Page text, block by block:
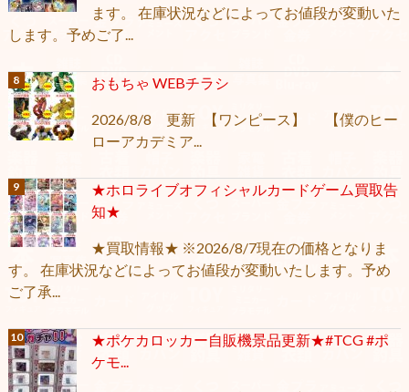
ます。 在庫状況などによってお値段が変動いた
します。予めご了...
おもちゃ WEBチラシ
2026/8/8 更新 【ワンピース】 【僕のヒー
ローアカデミア...
★ホロライブオフィシャルカードゲーム買取告
知★
★買取情報★ ※2026/8/7現在の価格となりま
す。 在庫状況などによってお値段が変動いたします。予め
ご了承...
★ポケカロッカー自販機景品更新★#TCG #ポ
ケモ...